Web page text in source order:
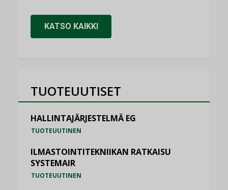
KATSO KAIKKI
TUOTEUUTISET
HALLINTAJÄRJESTELMÄ EG
TUOTEUUTINEN
ILMASTOINTITEKNIIKAN RATKAISU
SYSTEMAIR
TUOTEUUTINEN